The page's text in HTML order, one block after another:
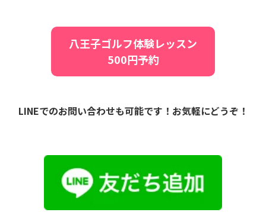
八王子ゴルフ体験レッスン
500円予約
LINEでのお問い合わせも可能です！お気軽にどうぞ！